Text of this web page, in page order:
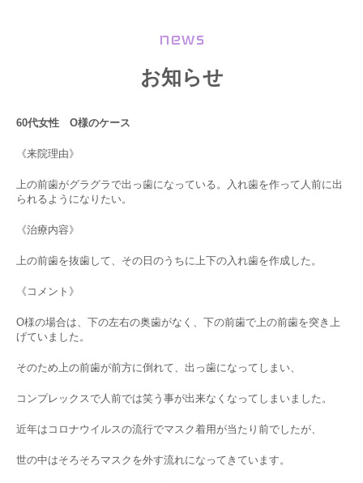
news
お知らせ
60代女性 O様のケース
《来院理由》
上の前歯がグラグラで出っ歯になっている。入れ歯を作って人前に出
られるようになりたい。
《治療内容》
上の前歯を抜歯して、その日のうちに上下の入れ歯を作成した。
《コメント》
O様の場合は、下の左右の奥歯がなく、下の前歯で上の前歯を突き上
げていました。
そのため上の前歯が前方に倒れて、出っ歯になってしまい、
コンプレックスで人前では笑う事が出来なくなってしまいました。
近年はコロナウイルスの流行でマスク着用が当たり前でしたが、
世の中はそろそろマスクを外す流れになってきています。